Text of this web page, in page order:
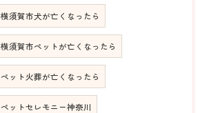
横須賀市犬が亡くなったら
横須賀市ペットが亡くなったら
ペット火葬が亡くなったら
ペットセレモニー神奈川